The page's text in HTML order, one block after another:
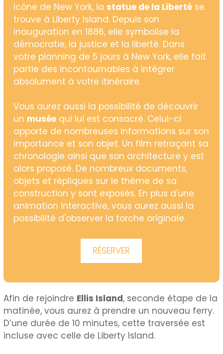
Icône de New York, la statue de la Liberté se
trouve à Liberty Island. Depuis son
inauguration en 1886, elle symbolise la
démocratie, la justice et la liberté. Dans
votre planning de 5 jours à New York, elle fait
partie des incontournables à intégrer
absolument à votre itinéraire.
Vous aurez aussi la possibilité de découvrir
un musée qui lui est consacré. Celui-ci
apporte de nombreuses informations sur son
importance et son objet. Un film retraçant sa
chronologie ainsi que son architecture y est
alors proposé. De nombreux documents,
objets et répliques sur le thème de sa
construction y sont exposés. En plus d'une
animation interactive, vous aurez aussi la
possibilité d'observer la torche originale.
RÉSERVER
Afin de rejoindre Ellis Island, seconde étape de la
matinée, vous aurez à prendre un nouveau ferry.
D’une durée de 10 minutes, cette traversée est
incluse avec celle de Liberty Island.